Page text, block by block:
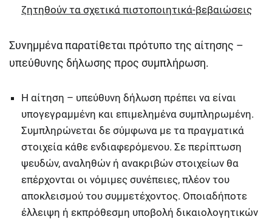
ζητηθούν τα σχετικά πιστοποιητικά-βεβαιώσεις
Συνημμένα παρατίθεται πρότυπο της αίτησης –
υπεύθυνης δήλωσης προς συμπλήρωση.
Η αίτηση – υπεύθυνη δήλωση πρέπει να είναι
υπογεγραμμένη και επιμελημένα συμπληρωμένη.
Συμπληρώνεται δε σύμφωνα με τα πραγματικά
στοιχεία κάθε ενδιαφερόμενου. Σε περίπτωση
ψευδών, αναληθών ή ανακριβών στοιχείων θα
επέρχονται οι νόμιμες συνέπειες, πλέον του
αποκλεισμού του συμμετέχοντος. Οποιαδήποτε
έλλειψη ή εκπρόθεσμη υποβολή δικαιολογητικών